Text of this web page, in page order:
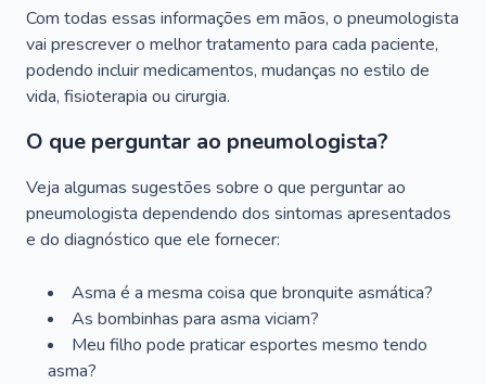
Com todas essas informações em mãos, o pneumologista
vai prescrever o melhor tratamento para cada paciente,
podendo incluir medicamentos, mudanças no estilo de
vida, fisioterapia ou cirurgia.
O que perguntar ao pneumologista?
Veja algumas sugestões sobre o que perguntar ao
pneumologista dependendo dos sintomas apresentados
e do diagnóstico que ele fornecer:
Asma é a mesma coisa que bronquite asmática?
As bombinhas para asma viciam?
Meu filho pode praticar esportes mesmo tendo
asma?